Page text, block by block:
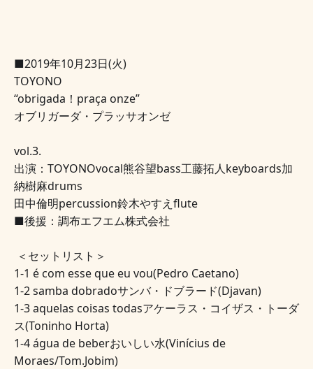
■2019年10月23日(火)
TOYONO
“obrigada！praça onze”
オブリガーダ・プラッサオンゼ
vol.3.
出演：TOYONOvocal熊谷望bass工藤拓人keyboards加
納樹麻drums
田中倫明percussion鈴木やすえflute
■後援：調布エフエム株式会社
＜セットリスト＞
1-1 é com esse que eu vou(Pedro Caetano)
1-2 samba dobradoサンバ・ドブラード(Djavan)
1-3 aquelas coisas todasアケーラス・コイザス・トーダ
ス(Toninho Horta)
1-4 água de beberおいしい水(Vinícius de
Moraes/Tom.Jobim)